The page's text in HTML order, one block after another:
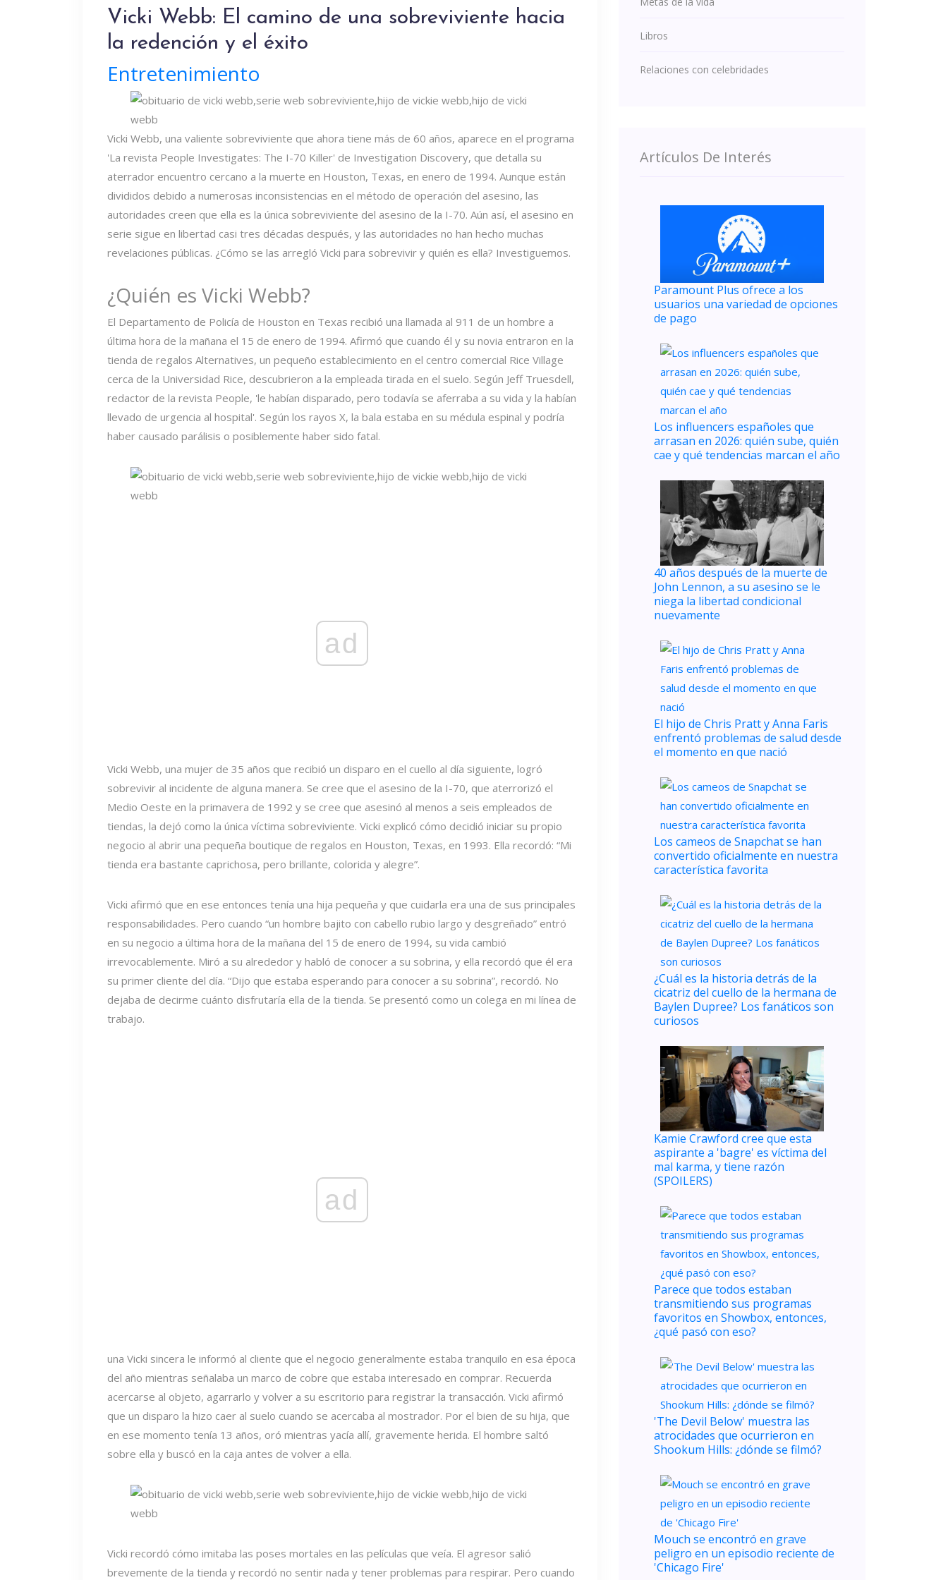
Vicki Webb: El camino de una sobreviviente hacia
la redención y el éxito
Entretenimiento
Vicki Webb, una valiente sobreviviente que ahora tiene más de 60 años, aparece en el programa
'La revista People Investigates: The I-70 Killer' de Investigation Discovery, que detalla su
aterrador encuentro cercano a la muerte en Houston, Texas, en enero de 1994. Aunque están
divididos debido a numerosas inconsistencias en el método de operación del asesino, las
autoridades creen que ella es la única sobreviviente del asesino de la I-70. Aún así, el asesino en
serie sigue en libertad casi tres décadas después, y las autoridades no han hecho muchas
revelaciones públicas. ¿Cómo se las arregló Vicki para sobrevivir y quién es ella? Investiguemos.
¿Quién es Vicki Webb?
El Departamento de Policía de Houston en Texas recibió una llamada al 911 de un hombre a
última hora de la mañana el 15 de enero de 1994. Afirmó que cuando él y su novia entraron en la
tienda de regalos Alternatives, un pequeño establecimiento en el centro comercial Rice Village
cerca de la Universidad Rice, descubrieron a la empleada tirada en el suelo. Según Jeff Truesdell,
redactor de la revista People, 'le habían disparado, pero todavía se aferraba a su vida y la habían
llevado de urgencia al hospital'. Según los rayos X, la bala estaba en su médula espinal y podría
haber causado parálisis o posiblemente haber sido fatal.
ad
Vicki Webb, una mujer de 35 años que recibió un disparo en el cuello al día siguiente, logró
sobrevivir al incidente de alguna manera. Se cree que el asesino de la I-70, que aterrorizó el
Medio Oeste en la primavera de 1992 y se cree que asesinó al menos a seis empleados de
tiendas, la dejó como la única víctima sobreviviente. Vicki explicó cómo decidió iniciar su propio
negocio al abrir una pequeña boutique de regalos en Houston, Texas, en 1993. Ella recordó: “Mi
tienda era bastante caprichosa, pero brillante, colorida y alegre”.
Vicki afirmó que en ese entonces tenía una hija pequeña y que cuidarla era una de sus principales
responsabilidades. Pero cuando “un hombre bajito con cabello rubio largo y desgreñado” entró
en su negocio a última hora de la mañana del 15 de enero de 1994, su vida cambió
irrevocablemente. Miró a su alrededor y habló de conocer a su sobrina, y ella recordó que él era
su primer cliente del día. “Dijo que estaba esperando para conocer a su sobrina”, recordó. No
dejaba de decirme cuánto disfrutaría ella de la tienda. Se presentó como un colega en mi línea de
trabajo.
ad
una Vicki sincera le informó al cliente que el negocio generalmente estaba tranquilo en esa época
del año mientras señalaba un marco de cobre que estaba interesado en comprar. Recuerda
acercarse al objeto, agarrarlo y volver a su escritorio para registrar la transacción. Vicki afirmó
que un disparo la hizo caer al suelo cuando se acercaba al mostrador. Por el bien de su hija, que
en ese momento tenía 13 años, oró mientras yacía allí, gravemente herida. El hombre saltó
sobre ella y buscó en la caja antes de volver a ella.
Vicki recordó cómo imitaba las poses mortales en las películas que veía. El agresor salió
brevemente de la tienda y recordó no sentir nada y tener problemas para respirar. Pero cuando
Libros
Relaciones con celebridades
Artículos De Interés
Paramount Plus ofrece a los
usuarios una variedad de opciones
de pago
Los influencers españoles que
arrasan en 2026: quién sube, quién
cae y qué tendencias marcan el año
40 años después de la muerte de
John Lennon, a su asesino se le
niega la libertad condicional
nuevamente
El hijo de Chris Pratt y Anna Faris
enfrentó problemas de salud desde
el momento en que nació
Los cameos de Snapchat se han
convertido oficialmente en nuestra
característica favorita
¿Cuál es la historia detrás de la
cicatriz del cuello de la hermana de
Baylen Dupree? Los fanáticos son
curiosos
Kamie Crawford cree que esta
aspirante a 'bagre' es víctima del
mal karma, y ​​tiene razón
(SPOILERS)
Parece que todos estaban
transmitiendo sus programas
favoritos en Showbox, entonces,
¿qué pasó con eso?
'The Devil Below' muestra las
atrocidades que ocurrieron en
Shookum Hills: ¿dónde se filmó?
Mouch se encontró en grave
peligro en un episodio reciente de
'Chicago Fire'